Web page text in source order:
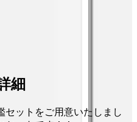
細
セットをご用意いたしまし